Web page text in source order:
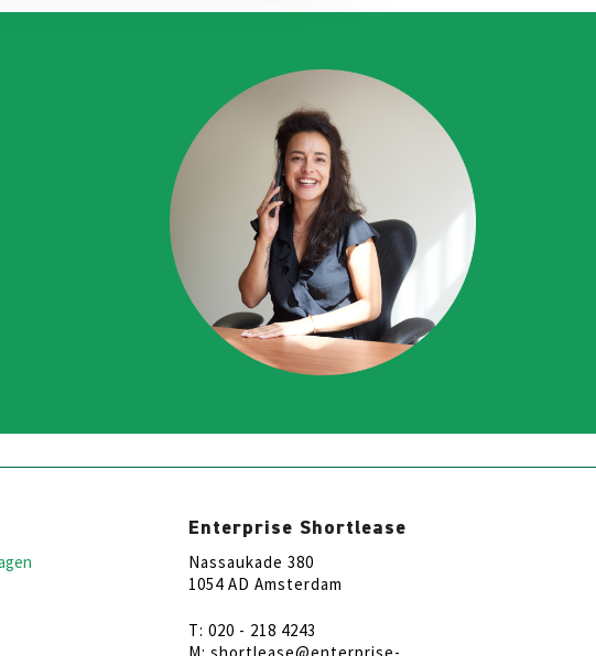
Enterprise Shortlease
Nassaukade 380
1054 AD Amsterdam
T: 020 - 218 4243